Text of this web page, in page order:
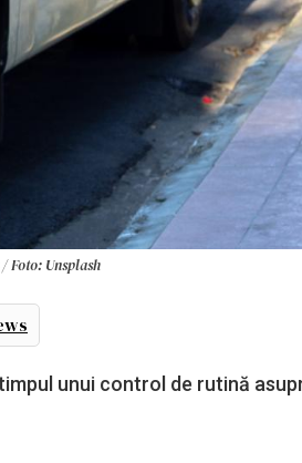
Unsplash
unui control de rutină